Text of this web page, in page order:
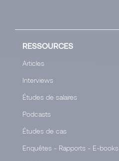
RESSOURCES
Articles
Interviews
Études de salaires
Podcasts
Études de cas
Enquêtes - Rapports - E-books